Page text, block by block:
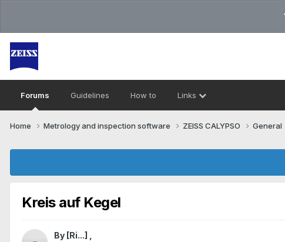
Forums Guidelines How to Links
Home Metrology and inspection software ZEISS CALYPSO General
Kreis auf Kegel
By [Ri...]